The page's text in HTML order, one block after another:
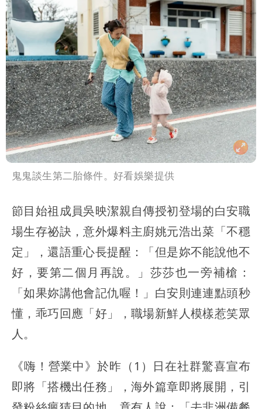
總帳一次掀翻
70歲姜厚任攜小2輪女友現身！交往原因
超Man
駐英台北代表處徵助理 薪資99K！工作
內容讓人看傻
白海豚明恐海警！全台大雨3天「這區下
到紫爆」
白海豚暴風侵襲率曝光！北北基破4成
馬祖60%最高
鬼鬼談生第二胎條件。好看娛樂提供
節目始祖成員吳映潔親自傳授初登場的白安職
場生存祕訣，意外爆料主廚姚元浩出菜「不穩
定」，還語重心長提醒：「但是妳不能說他不
好，要第二個月再說。」莎莎也一旁補槍：
「如果妳講他會記仇喔！」白安則連連點頭秒
懂，乖巧回應「好」，職場新鮮人模樣惹笑眾
人。
《嗨！營業中》於昨（1）日在社群驚喜宣布
即將「搭機出任務」，海外篇章即將展開，引